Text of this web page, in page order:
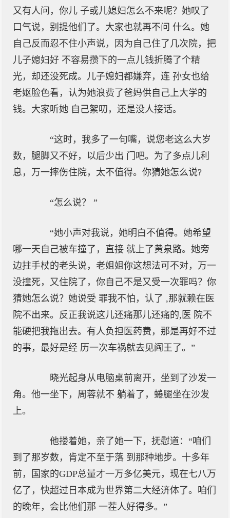
又有人问，你儿 子或儿媳妇怎么不来呢？她叹了
口气说，别提他们了。大家也就再不问 什么。她
自己反而忍不住小声说，因为自己住了几次院，把
儿子媳妇好 不容易攒下的一点儿钱折腾了个精
光，却还没死成。儿子媳妇都嫌弃，连 孙女也给
老妪脸色看，认为她浪费了爸妈供自己上大学的
钱。大家听她 自己絮叨，还是没人接话。
“这时，我多了一句嘴，说您老这么大岁
数，腿脚又不好，以后少出 门吧。为了多点儿利
息，万一摔伤住院，太不值得。你猜她怎么说?
“怎么说？ ”
“她小声对我说，她明白不值得。她希望
哪一天自己被车撞了，直接 就上了黄泉路。她旁
边拄手杖的老头说，老姐姐你这想法可不对，万一
没撞死，又住院了，你自己不是又受一次罪吗？你
猜她怎么说？她说受 罪我不怕，认了 ,那就赖在医
院不出来。反正我说这儿还痛那儿还痛的,医 院不
能硬把我拖出去。有人负担医药费，那是再好不过
的事，最好是经 历一次车祸就去见阎王了。”
晓光起身从电脑桌前离开，坐到了沙发一
角。他一坐下，周蓉就不 躺着了，蜷腿坐在沙发
上。
他搂着她，亲了她一下，抚慰道：“咱们
到了那岁数，肯定不至于落 到那种地步。十多年
前，国家的GDP总量才一万多亿美元，现在七八万
亿了，快超过日本成为世界第二大经济体了。咱们
的晚年，会比他们那 一茬人好得多。”